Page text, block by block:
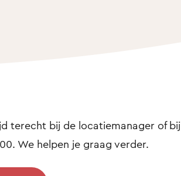
terecht bij de locatiemanager of bij
We helpen je graag verder.